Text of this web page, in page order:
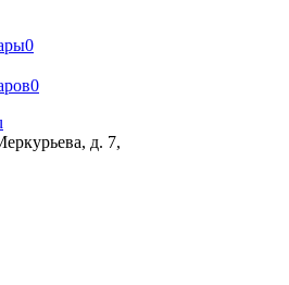
0
0
д. 7,